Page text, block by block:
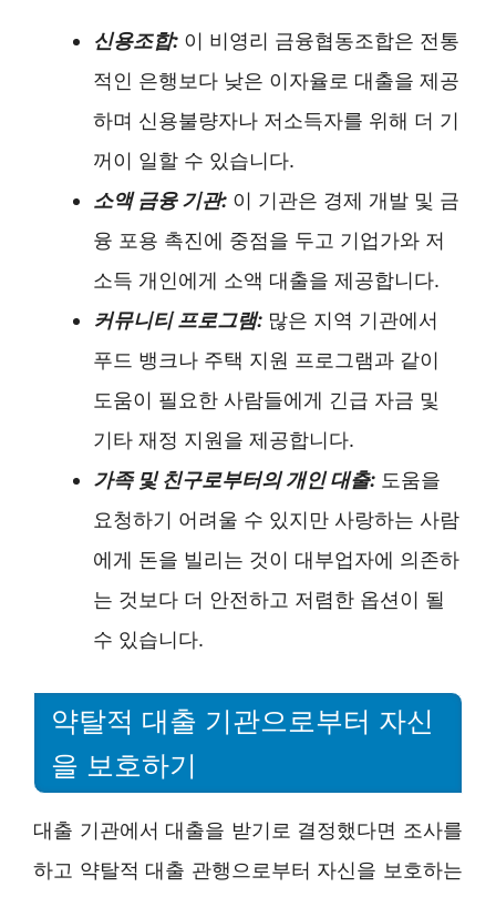
신용조합: 이 비영리 금융협동조합은 전통
적인 은행보다 낮은 이자율로 대출을 제공
하며 신용불량자나 저소득자를 위해 더 기
꺼이 일할 수 있습니다.
소액 금융 기관: 이 기관은 경제 개발 및 금
융 포용 촉진에 중점을 두고 기업가와 저
소득 개인에게 소액 대출을 제공합니다.
커뮤니티 프로그램: 많은 지역 기관에서
푸드 뱅크나 주택 지원 프로그램과 같이
도움이 필요한 사람들에게 긴급 자금 및
기타 재정 지원을 제공합니다.
가족 및 친구로부터의 개인 대출: 도움을
요청하기 어려울 수 있지만 사랑하는 사람
에게 돈을 빌리는 것이 대부업자에 의존하
는 것보다 더 안전하고 저렴한 옵션이 될
수 있습니다.
약탈적 대출 기관으로부터 자신
을 보호하기
대출 기관에서 대출을 받기로 결정했다면 조사를
하고 약탈적 대출 관행으로부터 자신을 보호하는